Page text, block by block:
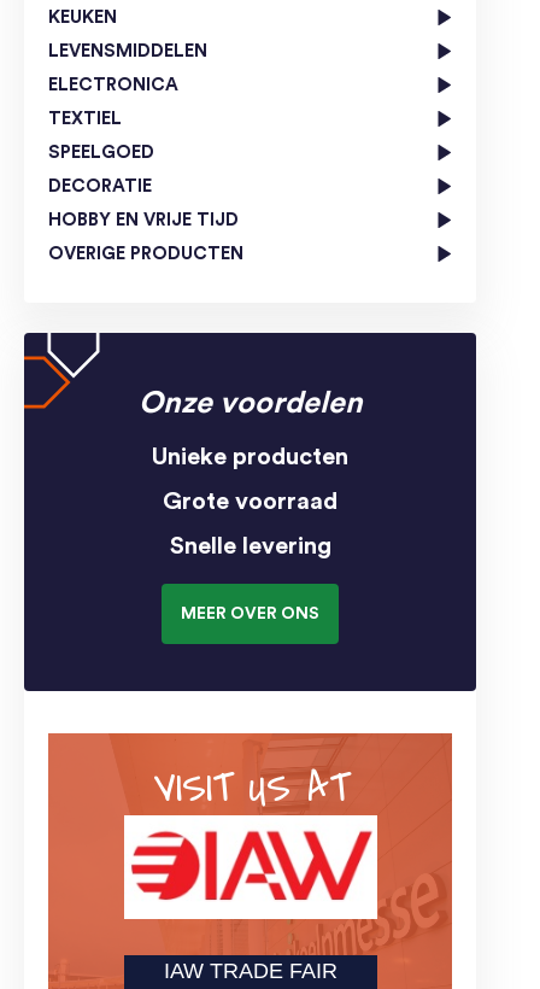
KEUKEN
LEVENSMIDDELEN
ELECTRONICA
TEXTIEL
SPEELGOED
DECORATIE
HOBBY EN VRIJE TIJD
OVERIGE PRODUCTEN
Onze voordelen
Unieke producten
Grote voorraad
Snelle levering
MEER OVER ONS
VISIT US AT
IAW TRADE FAIR